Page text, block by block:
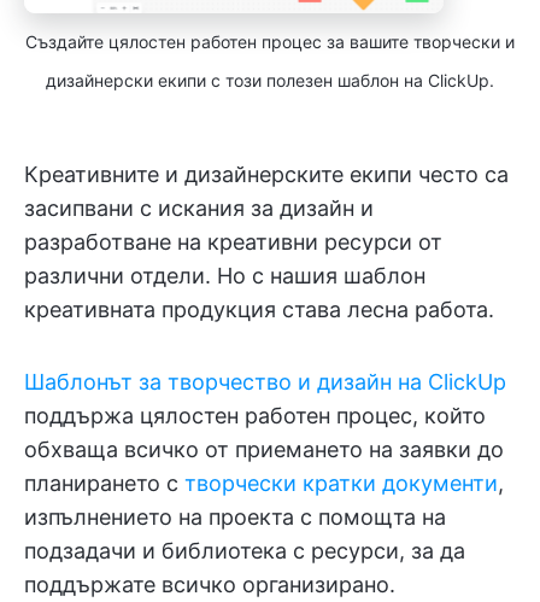
Създайте цялостен работен процес за вашите творчески и
дизайнерски екипи с този полезен шаблон на ClickUp.
Креативните и дизайнерските екипи често са
засипвани с искания за дизайн и
разработване на креативни ресурси от
различни отдели. Но с нашия шаблон
креативната продукция става лесна работа.
Шаблонът за творчество и дизайн на ClickUp
поддържа цялостен работен процес, който
обхваща всичко от приемането на заявки до
планирането с творчески кратки документи,
изпълнението на проекта с помощта на
подзадачи и библиотека с ресурси, за да
поддържате всичко организирано.